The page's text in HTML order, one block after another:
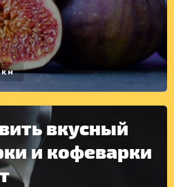
вкусный
и кофеварки